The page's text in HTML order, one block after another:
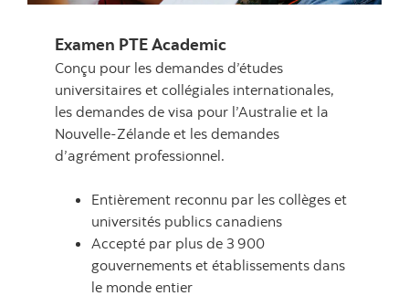
Examen PTE Academic
Conçu pour les demandes d’études
universitaires et collégiales internationales,
les demandes de visa pour l’Australie et la
Nouvelle-Zélande et les demandes
d’agrément professionnel.
Entièrement reconnu par les collèges et
universités publics canadiens
Accepté par plus de 3 900
gouvernements et établissements dans
le monde entier